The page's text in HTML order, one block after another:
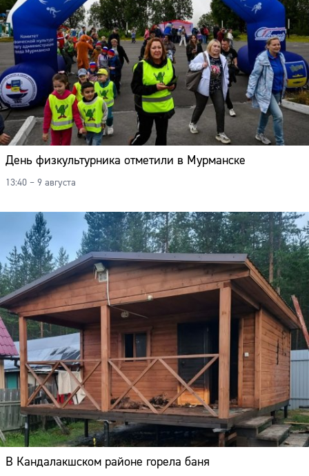
День физкультурника отметили в Мурманске
13:40 – 9 августа
В Кандалакшском районе горела баня